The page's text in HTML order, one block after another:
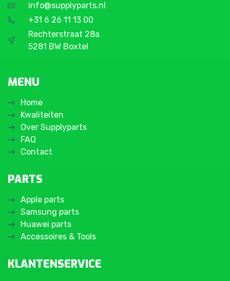
info@supplyparts.nl
+31 6 26 11 13 00
Rechterstraat 28a
5281 BW Boxtel
MENU
Home
Kwaliteiten
Over Supplyparts
FAQ
Contact
PARTS
Apple parts
Samsung parts
Huawei parts
Accessoires & Tools
KLANTENSERVICE